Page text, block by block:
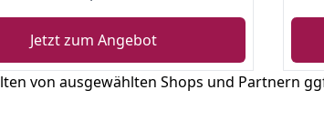
Jetzt zum Angebot
von ausgewählten Shops und Partnern